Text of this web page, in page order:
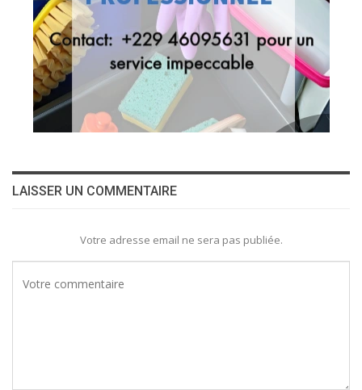
LAISSER UN COMMENTAIRE
Votre adresse email ne sera pas publiée.